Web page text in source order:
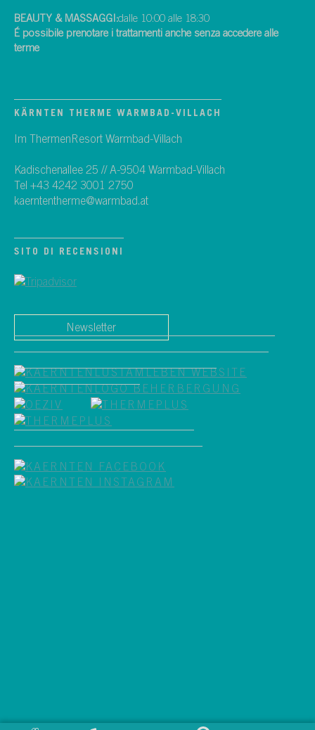
BEAUTY & MASSAGGI:dalle 10:00 alle 18:30
É possibile prenotare i trattamenti anche senza accedere alle
terme
KÄRNTEN THERME WARMBAD-VILLACH
Im ThermenResort Warmbad-Villach
Kadischenallee 25 // A-9504 Warmbad-Villach
Tel +43 4242 3001 2750
kaerntentherme@warmbad.at
SITO DI RECENSIONI
Newsletter